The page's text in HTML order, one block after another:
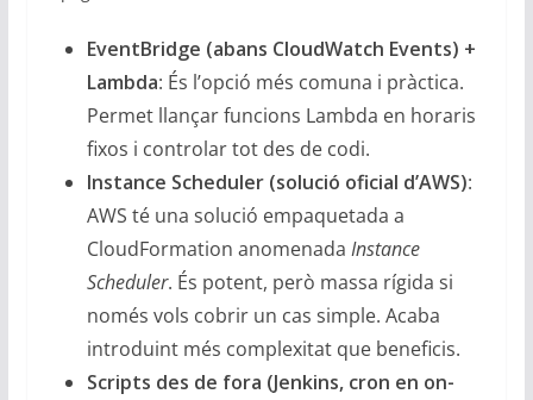
EventBridge (abans CloudWatch Events) +
Lambda: És l’opció més comuna i pràctica.
Permet llançar funcions Lambda en horaris
fixos i controlar tot des de codi.
Instance Scheduler (solució oficial d’AWS):
AWS té una solució empaquetada a
CloudFormation anomenada Instance
Scheduler. És potent, però massa rígida si
només vols cobrir un cas simple. Acaba
introduint més complexitat que beneficis.
Scripts des de fora (Jenkins, cron en on-